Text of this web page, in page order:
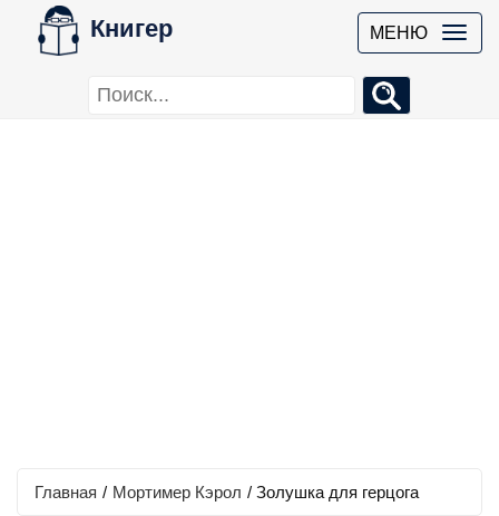
Книгер МЕНЮ
Главная / Мортимер Кэрол / Золушка для герцога